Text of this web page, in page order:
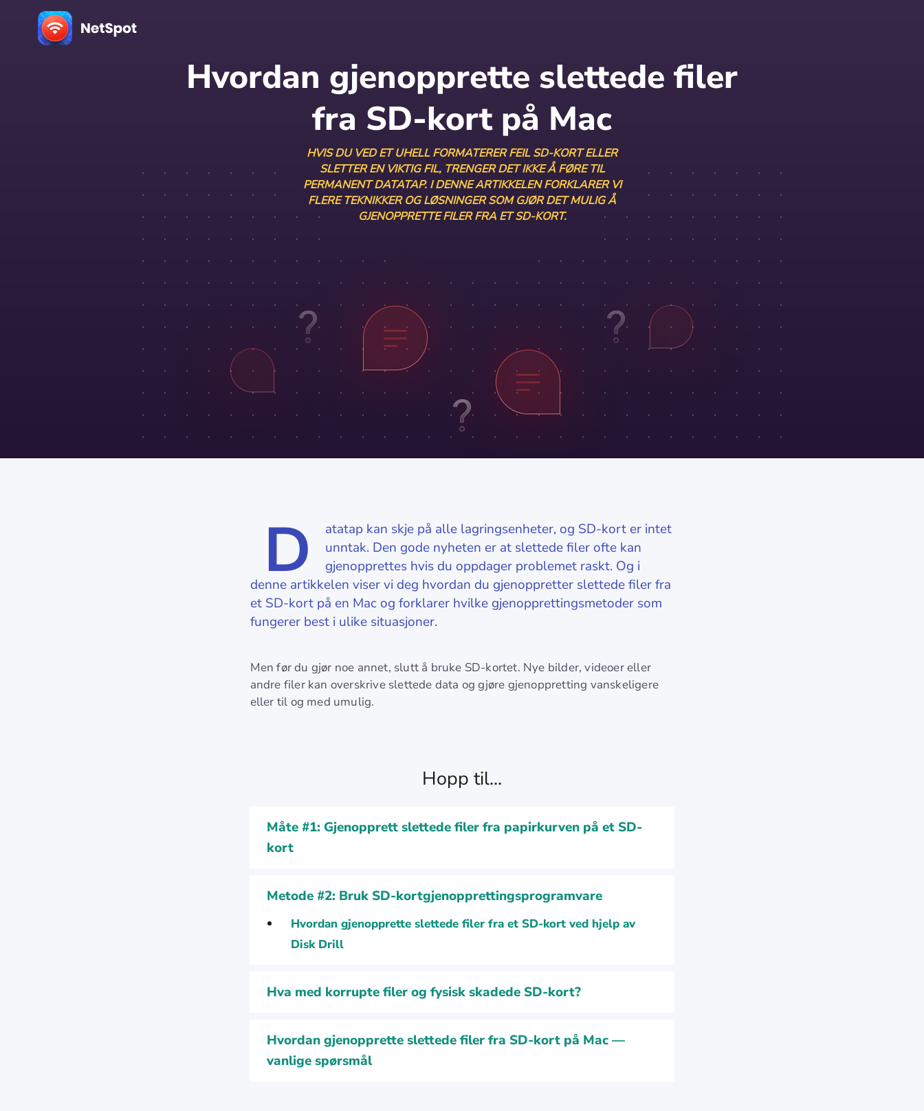
Hvordan gjenopprette slettede filer
fra SD-kort på Mac
HVIS DU VED ET UHELL FORMATERER FEIL SD-KORT ELLER
SLETTER EN VIKTIG FIL, TRENGER DET IKKE Å FØRE TIL
PERMANENT DATATAP. I DENNE ARTIKKELEN FORKLARER VI
FLERE TEKNIKKER OG LØSNINGER SOM GJØR DET MULIG Å
GJENOPPRETTE FILER FRA ET SD-KORT.
D
atatap kan skje på alle lagringsenheter, og SD-kort er intet
unntak. Den gode nyheten er at slettede filer ofte kan
gjenopprettes hvis du oppdager problemet raskt. Og i
denne artikkelen viser vi deg hvordan du gjenoppretter slettede filer fra
et SD-kort på en Mac og forklarer hvilke gjenopprettingsmetoder som
fungerer best i ulike situasjoner.
Men før du gjør noe annet, slutt å bruke SD-kortet. Nye bilder, videoer eller
andre filer kan overskrive slettede data og gjøre gjenoppretting vanskeligere
eller til og med umulig.
Hopp til...
Måte #1: Gjenopprett slettede filer fra papirkurven på et SD-
kort
Metode #2: Bruk SD-kortgjenopprettingsprogramvare
Hvordan gjenopprette slettede filer fra et SD-kort ved hjelp av
Disk Drill
Hva med korrupte filer og fysisk skadede SD-kort?
Hvordan gjenopprette slettede filer fra SD-kort på Mac —
vanlige spørsmål